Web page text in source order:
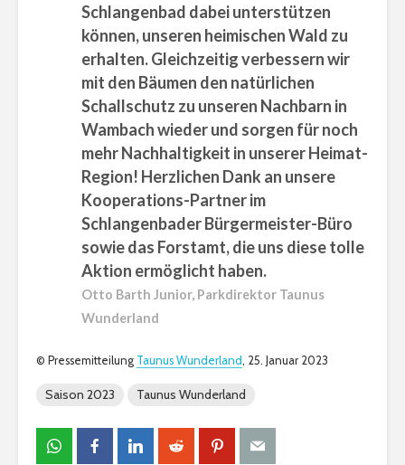
Schlangenbad dabei unterstützen
können, unseren heimischen Wald zu
erhalten. Gleichzeitig verbessern wir
mit den Bäumen den natürlichen
Schallschutz zu unseren Nachbarn in
Wambach wieder und sorgen für noch
mehr Nachhaltigkeit in unserer Heimat-
Region! Herzlichen Dank an unsere
Kooperations-Partner im
Schlangenbader Bürgermeister-Büro
sowie das Forstamt, die uns diese tolle
Aktion ermöglicht haben.
Otto Barth Junior, Parkdirektor Taunus
Wunderland
© Pressemitteilung Taunus Wunderland, 25. Januar 2023
Saison 2023 Taunus Wunderland